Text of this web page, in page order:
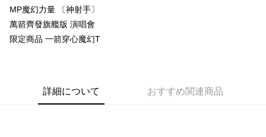
Apple Pay
Easy Wallet
ATM払い
MP魔幻力量 〔神射手〕
萬箭齊發旗艦版 演唱會
限定商品 一箭穿心魔幻T
詳細について おすすめ関連商品